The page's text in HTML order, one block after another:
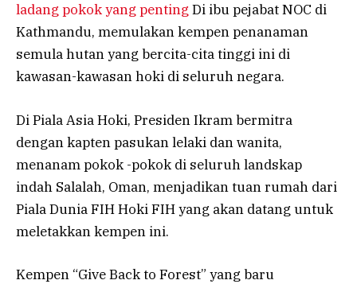
ladang pokok yang penting Di ibu pejabat NOC di
Kathmandu, memulakan kempen penanaman
semula hutan yang bercita-cita tinggi ini di
kawasan-kawasan hoki di seluruh negara.
Di Piala Asia Hoki, Presiden Ikram bermitra
dengan kapten pasukan lelaki dan wanita,
menanam pokok -pokok di seluruh landskap
indah Salalah, Oman, menjadikan tuan rumah dari
Piala Dunia FIH Hoki FIH yang akan datang untuk
meletakkan kempen ini.
Kempen “Give Back to Forest” yang baru